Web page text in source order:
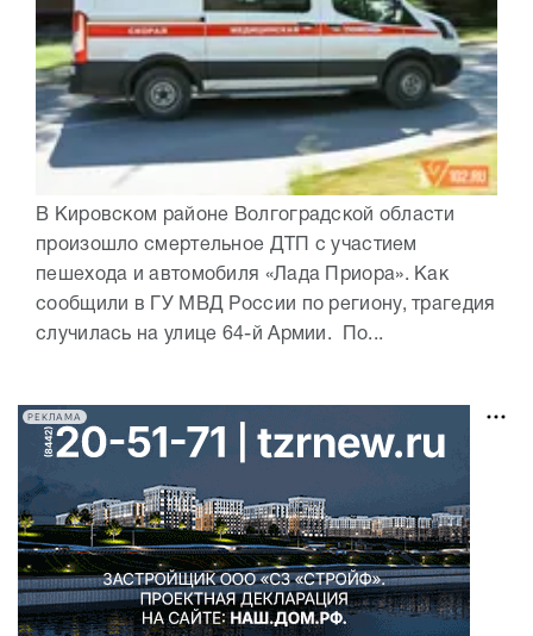
В Кировском районе Волгоградской области
произошло смертельное ДТП с участием
пешехода и автомобиля «Лада Приора». Как
сообщили в ГУ МВД России по региону, трагедия
случилась на улице 64-й Армии. По...
РЕКЛАМА